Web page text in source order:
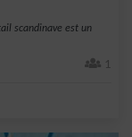
scandinave est un
1